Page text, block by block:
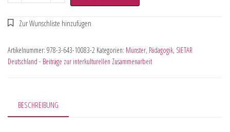
Artikelnummer: 978-3-643-10083-2 Kategorien: Münster, Pädagogik, SIETAR
Deutschland - Beiträge zur interkulturellen Zusammenarbeit
BESCHREIBUNG